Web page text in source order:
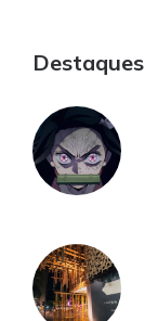
Destaques